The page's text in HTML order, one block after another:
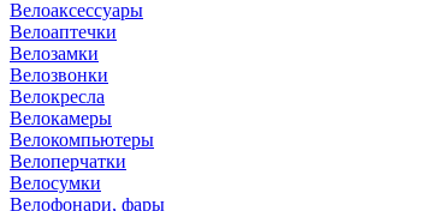
Велоаксессуары
Велоаптечки
Велозамки
Велозвонки
Велокресла
Велокамеры
Велокомпьютеры
Велоперчатки
Велосумки
Велофонари, фары